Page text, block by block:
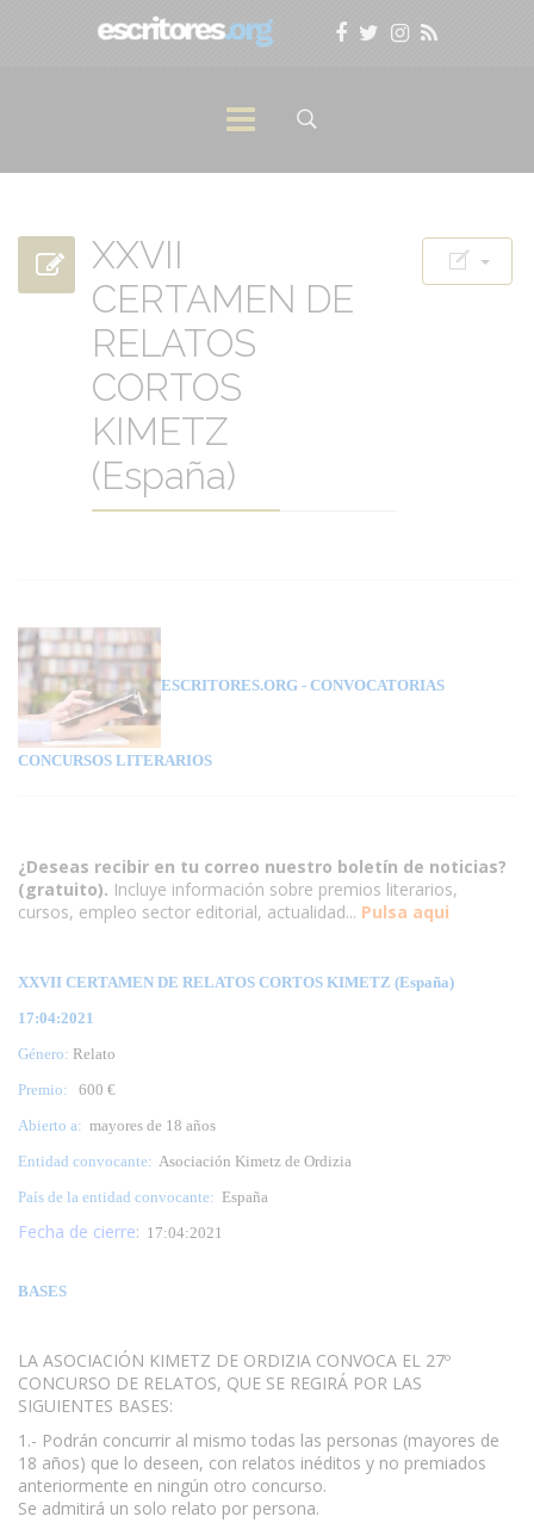
XXVII
CERTAMEN DE
RELATOS
CORTOS
KIMETZ
(España)
ESCRITORES.ORG - CONVOCATORIAS
CONCURSOS LITERARIOS
¿Deseas recibir en tu correo nuestro boletín de noticias?
(gratuito). Incluye información sobre premios literarios,
cursos, empleo sector editorial, actualidad... Pulsa aqui
XXVII CERTAMEN DE RELATOS CORTOS KIMETZ (España)
17:04:2021
Género: Relato
Premio:
600 €
Abierto a: mayores de 18 años
Entidad convocante: Asociación Kimetz de Ordizia
País de la entidad convocante: España
Fecha de cierre: 17:04:2021
BASES
LA ASOCIACIÓN KIMETZ DE ORDIZIA CONVOCA EL 27º
CONCURSO DE RELATOS, QUE SE REGIRÁ POR LAS
SIGUIENTES BASES:
1.- Podrán concurrir al mismo todas las personas (mayores de
18 años) que lo deseen, con relatos inéditos y no premiados
anteriormente en ningún otro concurso.
Se admitirá un solo relato por persona.